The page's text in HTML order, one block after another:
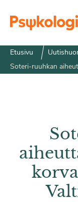
Etusivu
Soteri-ruuhkan